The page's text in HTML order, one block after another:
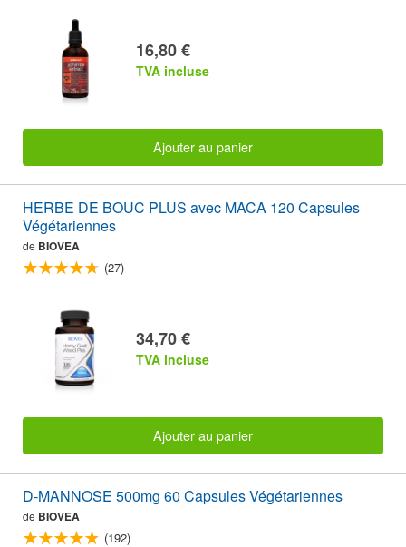
16,80 €
TVA incluse
Ajouter au panier
HERBE DE BOUC PLUS avec MACA 120 Capsules
Végétariennes
de BIOVEA
(27)
34,70 €
TVA incluse
Ajouter au panier
D-MANNOSE 500mg 60 Capsules Végétariennes
de BIOVEA
(192)